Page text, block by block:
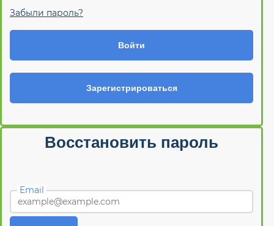
Забыли пароль?
Войти
Зарегистрироваться
Восстановить пароль
Email